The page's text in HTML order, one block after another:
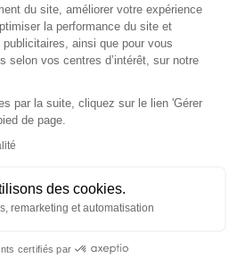
du site, améliorer votre expérience
la performance du site et
ainsi que pour vous
selon vos centres d’intérêt, sur notre
par la suite, cliquez sur le lien 'Gérer
de page.
des cookies.
remarketing et automatisation
certifiés par
consent